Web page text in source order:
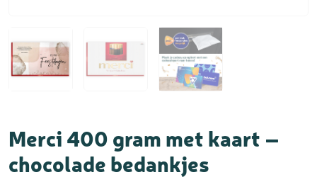
Merci 400 gram met kaart –
chocolade bedankjes